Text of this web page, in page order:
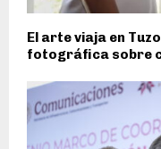
El arte viaja en
fotográfica sobre